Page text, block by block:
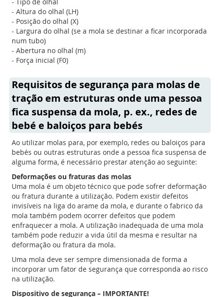
- Altura do olhal (LH)
- Posição do olhal (X)
- Largura do olhal (se a mola se destinar a ficar incorporada
num tubo)
- Abertura no olhal (m)
- Força inicial (F0)
Requisitos de segurança para molas de
tração em estruturas onde uma pessoa
fica suspensa da mola, p. ex., redes de
bebé e baloiços para bebés
Ao utilizar molas para, por exemplo, redes ou baloiços para
bebés ou outras estruturas onde a pessoa fica suspensa de
alguma forma, é necessário prestar atenção ao seguinte:
Deformações ou fraturas das molas
Uma mola é um objeto técnico que pode sofrer deformação
ou fratura durante a utilização. Podem existir defeitos
invisíveis na liga do arame da mola, e durante o fabrico da
mola também podem ocorrer defeitos que podem
enfraquecer a mola. A utilização inadequada de uma mola
também pode reduzir a vida útil da mesma e resultar na
deformação ou fratura da mola.
Uma mola deve ser sempre dimensionada de forma a
incorporar um fator de segurança que corresponda ao risco
na utilização.
Dispositivo de segurança – IMPORTANTE!